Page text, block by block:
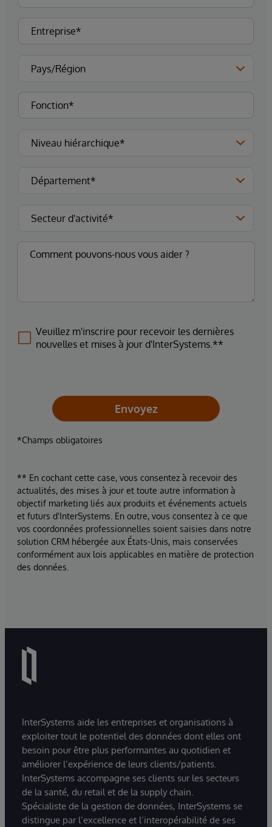
Veuillez m'inscrire pour recevoir les dernières
nouvelles et mises à jour d'InterSystems.**
Envoyez
*Champs obligatoires
** En cochant cette case, vous consentez à recevoir des
actualités, des mises à jour et toute autre information à
objectif marketing liés aux produits et événements actuels
et futurs d'InterSystems. En outre, vous consentez à ce que
vos coordonnées professionnelles soient saisies dans notre
solution CRM hébergée aux États-Unis, mais conservées
conformément aux lois applicables en matière de protection
des données.
InterSystems aide les entreprises et organisations à
exploiter tout le potentiel des données dont elles ont
besoin pour être plus performantes au quotidien et
améliorer l’expérience de leurs clients/patients.
InterSystems accompagne ses clients sur les secteurs
de la santé, du retail et de la supply chain.
Spécialiste de la gestion de données, InterSystems se
distingue par l’excellence et l’interopérabilité de ses